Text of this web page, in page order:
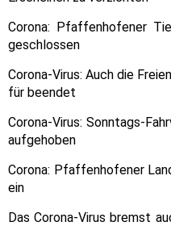
Corona: Pfaffenhofener
geschlossen
Corona-Virus: Auch die
für beendet
Corona-Virus: Sonntags-
aufgehoben
Corona: Pfaffenhofener
ein
Das Corona-Virus bremst